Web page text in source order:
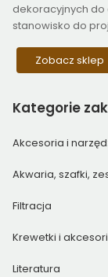
dekoracyjnych
stanowisko do
Zobacz sklep
Kategorie
Akcesoria i
Akwaria, szafki,
Filtracja
Krewetki i
Literatura